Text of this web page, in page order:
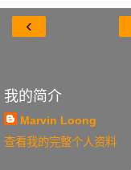
‹
我的简介
Marvin Loong
查看我的完整个人资料